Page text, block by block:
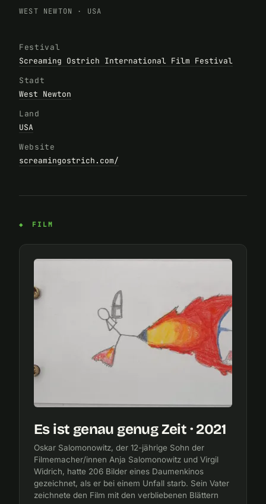
WEST NEWTON · USA
Festival
Screaming Ostrich International Film Festival
Stadt
West Newton
Land
USA
Website
screamingostrich.com/
FILM
Es ist genau genug Zeit · 2021
Oskar Salomonowitz, der 12-jährige Sohn der
Filmemacher/innen Anja Salomonowitz und Virgil
Widrich, hatte 206 Bilder eines Daumenkinos
gezeichnet, als er bei einem Unfall starb. Sein Vater
zeichnete den Film mit den verbliebenen Blättern